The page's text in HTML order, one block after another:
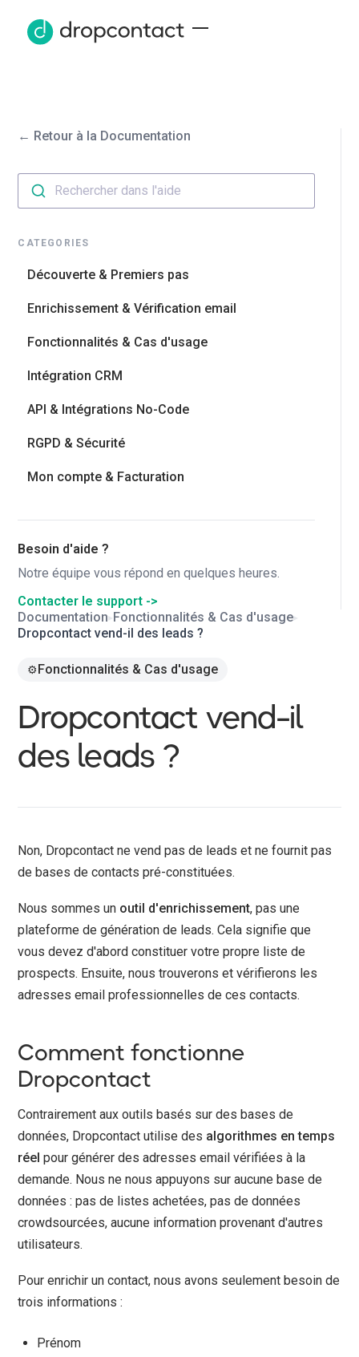
← Retour à la Documentation
Rechercher dans l'aide
CATEGORIES
Découverte & Premiers pas
Enrichissement & Vérification email
Fonctionnalités & Cas d'usage
Intégration CRM
API & Intégrations No-Code
RGPD & Sécurité
Mon compte & Facturation
Besoin d'aide ?
Notre équipe vous répond en quelques heures.
Contacter le support ->
Documentation▸ Fonctionnalités & Cas d'usage▸
Dropcontact vend-il des leads ?
⚙️Fonctionnalités & Cas d'usage
Dropcontact vend-il
des leads ?
Non, Dropcontact ne vend pas de leads et ne fournit pas
de bases de contacts pré-constituées.
Nous sommes un outil d'enrichissement, pas une
plateforme de génération de leads. Cela signifie que
vous devez d'abord constituer votre propre liste de
prospects. Ensuite, nous trouverons et vérifierons les
adresses email professionnelles de ces contacts.
Comment fonctionne
Dropcontact
Contrairement aux outils basés sur des bases de
données, Dropcontact utilise des algorithmes en temps
réel pour générer des adresses email vérifiées à la
demande. Nous ne nous appuyons sur aucune base de
données : pas de listes achetées, pas de données
crowdsourcées, aucune information provenant d'autres
utilisateurs.
Pour enrichir un contact, nous avons seulement besoin de
trois informations :
Prénom